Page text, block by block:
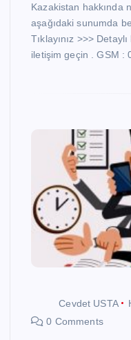
Kazakistan hakkında
aşağıdaki sunumda
Tıklayınız >>>
iletişim geçin . GSM :
Cevdet USTA
0 Comments